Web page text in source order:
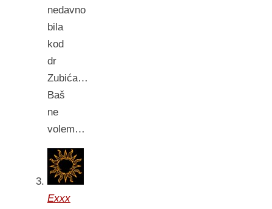
nedavno
bila
kod
dr
Zubića…
Baš
ne
volem…
Exxx